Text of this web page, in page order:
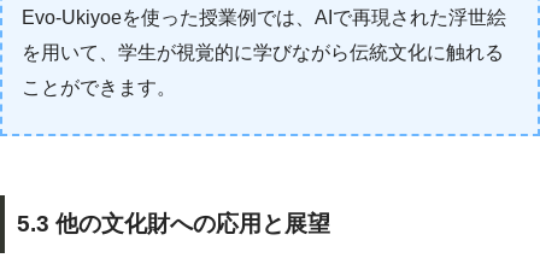
Evo-Ukiyoeを使った授業例では、AIで再現された浮世絵
を用いて、学生が視覚的に学びながら伝統文化に触れる
ことができます。
5.3 他の文化財への応用と展望